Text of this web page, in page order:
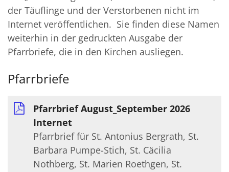
der Täuflinge und der Verstorbenen nicht im
Internet veröffentlichen. Sie finden diese Namen
weiterhin in der gedruckten Ausgabe der
Pfarrbriefe, die in den Kirchen ausliegen.
Pfarrbriefe
Pfarrbrief August_September 2026
Internet
Pfarrbrief für St. Antonius Bergrath, St.
Barbara Pumpe-Stich, St. Cäcilia
Nothberg, St. Marien Roethgen, St.